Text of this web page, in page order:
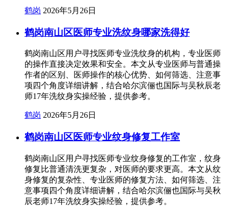
鹤岗 2026年5月26日
鹤岗南山区医师专业洗纹身哪家洗得好
鹤岗南山区用户寻找医师专业洗纹身的机构，专业医师
的操作直接决定效果和安全。本文从专业医师与普通操
作者的区别、医师操作的核心优势、如何筛选、注意事
项四个角度详细讲解，结合哈尔滨俪也国际与吴秋辰老
师17年洗纹身实操经验，提供参考。
鹤岗 2026年5月26日
鹤岗南山区医师专业纹身修复工作室
鹤岗南山区用户寻找医师专业纹身修复的工作室，纹身
修复比普通清洗更复杂，对医师的要求更高。本文从纹
身修复的复杂性、专业医师的修复方法、如何筛选、注
意事项四个角度详细讲解，结合哈尔滨俪也国际与吴秋
辰老师17年洗纹身实操经验，提供参考。